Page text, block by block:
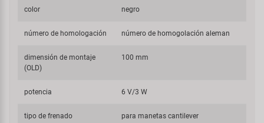
color negro
número de homologación número de homogolación aleman
dimensión de montaje
(OLD)
100 mm
potencia 6 V/3 W
tipo de frenado para manetas cantilever